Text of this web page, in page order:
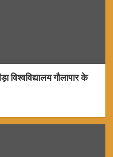
विश्वविद्यालय गौलापार के